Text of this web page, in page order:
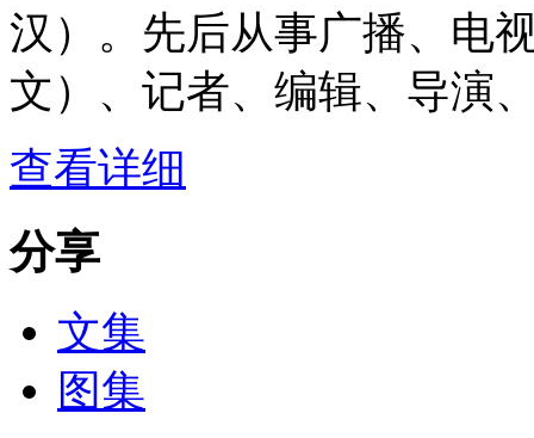
汉）。先后从事广播、电
文）、记者、编辑、导演
查看详细
分享
文集
图集